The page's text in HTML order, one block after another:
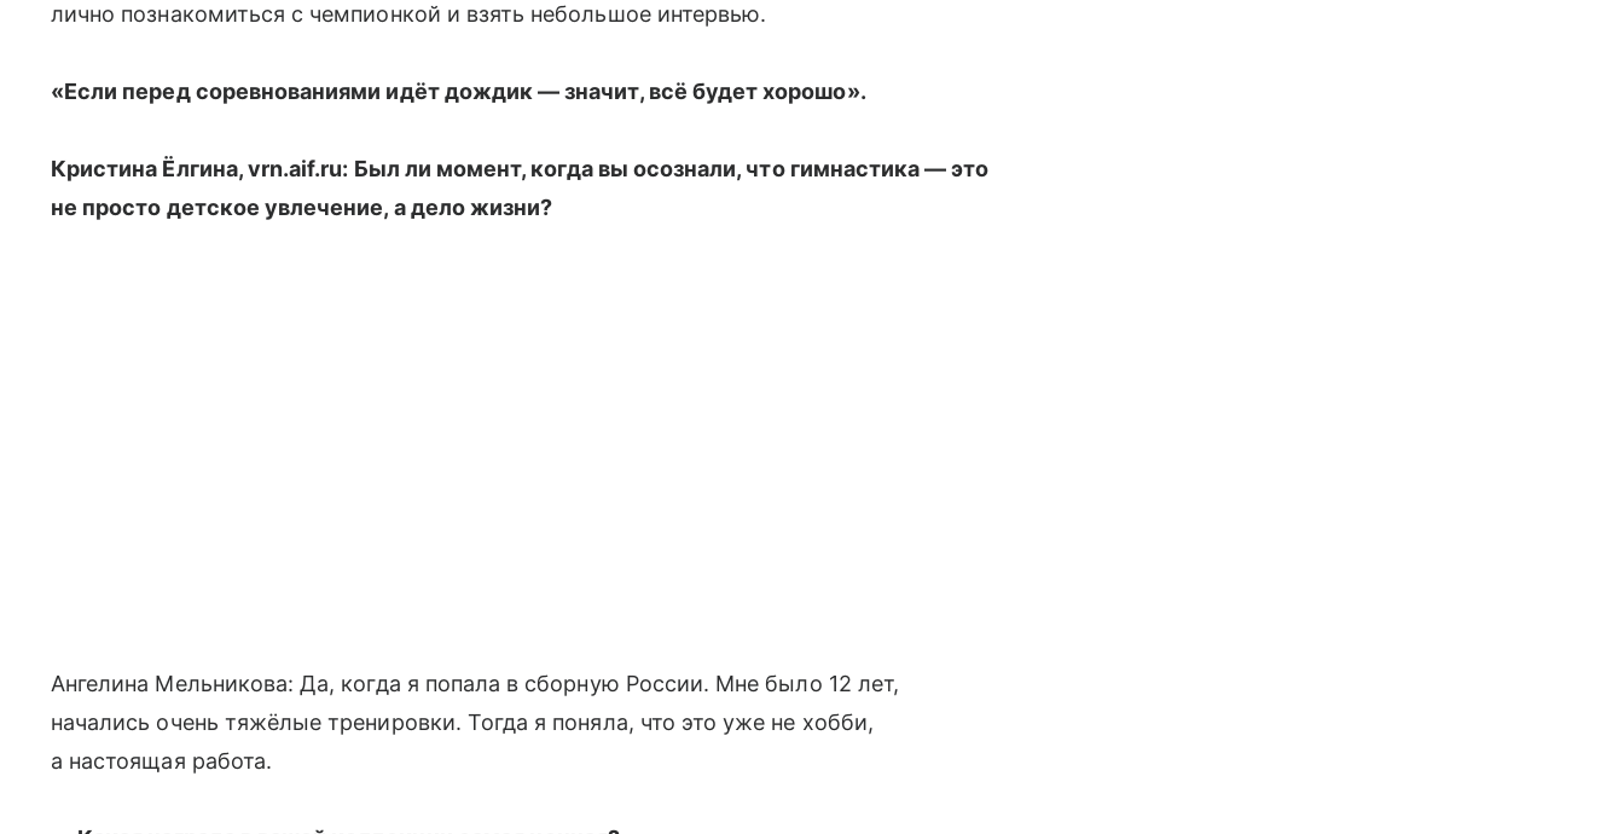
лично познакомиться с чемпионкой и взять небольшое интервью.
«Если перед соревнованиями идёт дождик — значит, всё будет хорошо».
Кристина Ёлгина, vrn.aif.ru: Был ли момент, когда вы осознали, что гимнастика — это
не просто детское увлечение, а дело жизни?
Ангелина Мельникова: Да, когда я попала в сборную России. Мне было 12 лет,
начались очень тяжёлые тренировки. Тогда я поняла, что это уже не хобби,
а настоящая работа.